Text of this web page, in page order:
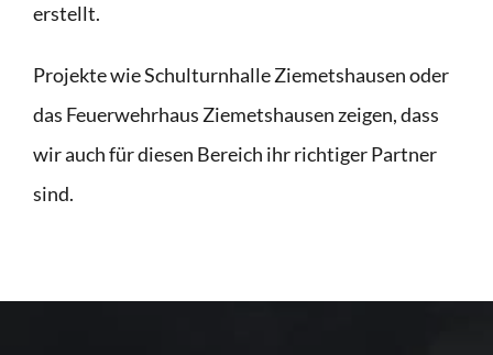
erstellt.
Projekte wie Schulturnhalle Ziemetshausen oder
das Feuerwehrhaus Ziemetshausen zeigen, dass
wir auch für diesen Bereich ihr richtiger Partner
sind.